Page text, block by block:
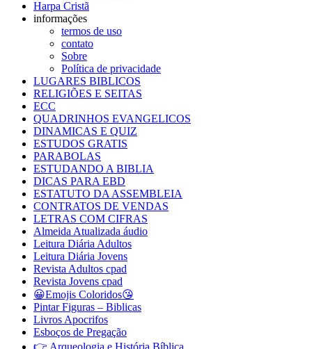
Harpa Cristã
informações
termos de uso
contato
Sobre
Política de privacidade
LUGARES BIBLICOS
RELIGIÕES E SEITAS
ECC
QUADRINHOS EVANGELICOS
DINAMICAS E QUIZ
ESTUDOS GRATIS
PARABOLAS
ESTUDANDO A BIBLIA
DICAS PARA EBD
ESTATUTO DA ASSEMBLEIA
CONTRATOS DE VENDAS
LETRAS COM CIFRAS
Almeida Atualizada áudio
Leitura Diária Adultos
Leitura Diária Jovens
Revista Adultos cpad
Revista Jovens cpad
😀Emojis Coloridos😘
Pintar Figuras – Biblicas
Livros Apocrifos
Esboços de Pregação
👉 Arqueologia e História Bíblica